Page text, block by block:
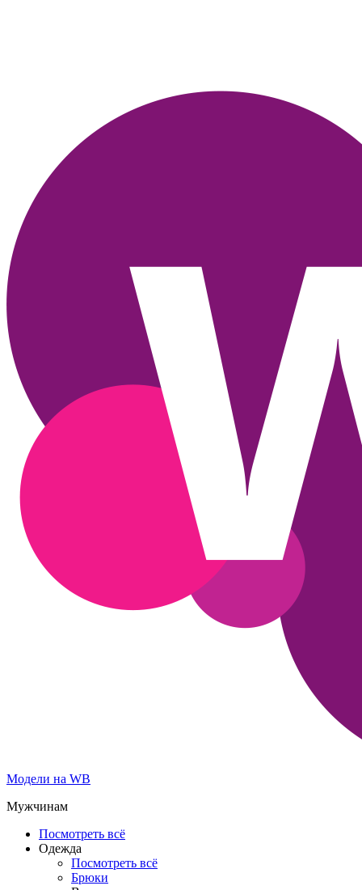
Модели на WB
Мужчинам
Посмотреть всё
Одежда
Посмотреть всё
Брюки